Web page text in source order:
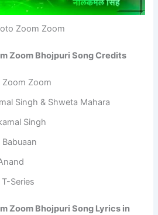
Zoom Zoom
Zoom Bhojpuri Song Credits
Zoom Zoom
Singh & Shweta Mahara
Singh
Babuaan
Series
Zoom Bhojpuri Song Lyrics in